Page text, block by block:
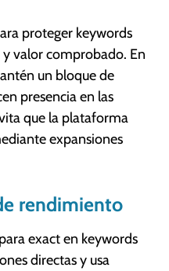
proteger keywords
valor comprobado. En
un bloque de
presencia en las
que la plataforma
expansiones
rendimiento
exact en keywords
directas y usa